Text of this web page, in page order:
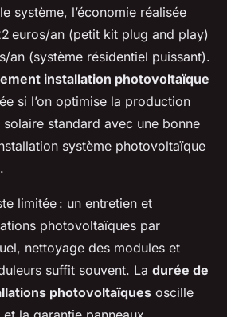
système, l’économie réalisée
euros/an (petit kit plug and play)
an (système résidentiel puissant).
installation photovoltaïque
si l’on optimise la production
standard avec une bonne
système photovoltaïque
limitée : un entretien et
photovoltaïques par
nettoyage des modules et
suffit souvent. La durée de
photovoltaïques oscille